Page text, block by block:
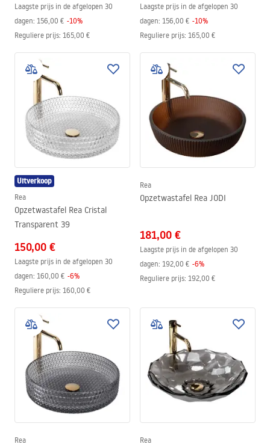
Laagste prijs in de afgelopen 30
dagen: 156,00 € -10%
Reguliere prijs: 165,00 €
Laagste prijs in de afgelopen 30
dagen: 156,00 € -10%
Reguliere prijs: 165,00 €
Uitverkoop
Rea
Opzetwastafel Rea Cristal
Transparent 39
150,00 €
Laagste prijs in de afgelopen 30
dagen: 160,00 € -6%
Reguliere prijs: 160,00 €
Rea
Opzetwastafel Rea JODI
181,00 €
Laagste prijs in de afgelopen 30
dagen: 192,00 € -6%
Reguliere prijs: 192,00 €
Rea Rea